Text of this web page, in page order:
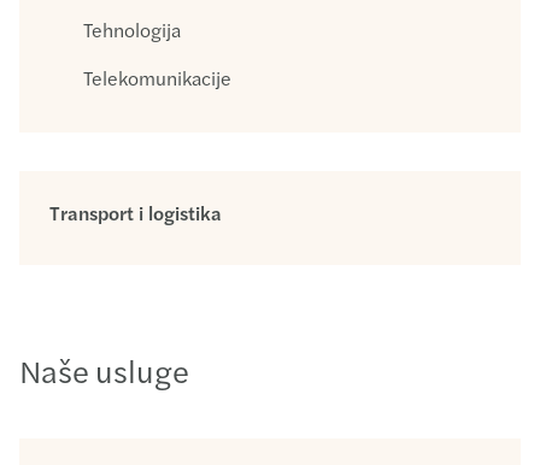
Tehnologija
Telekomunikacije
Transport i logistika
Naše usluge